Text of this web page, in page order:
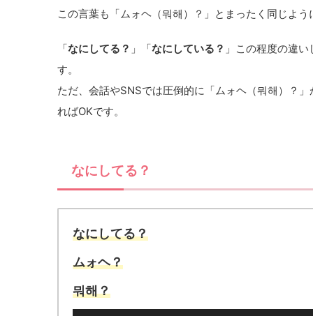
この言葉も「ムォヘ（뭐해）？」とまったく同じよう
「なにしてる？ 」「なにしている？ 」この程度の違
す。
ただ、会話やSNSでは圧倒的に「ムォヘ（뭐해）？
ればOKです。
なにしてる？
なにしてる？
ムォヘ？
뭐해？